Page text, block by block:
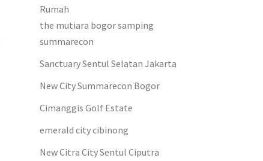
Rumah
the mutiara bogor samping
summarecon
Sanctuary Sentul Selatan Jakarta
New City Summarecon Bogor
Cimanggis Golf Estate
emerald city cibinong
New Citra City Sentul Ciputra